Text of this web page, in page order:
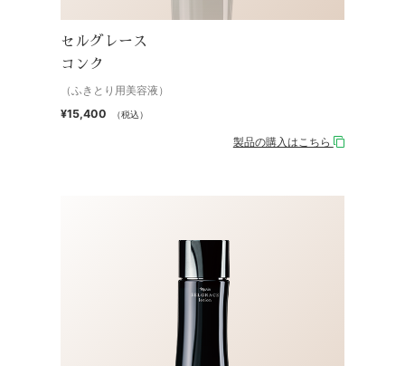
セルグレース
コンク
（ふきとり用美容液）
¥15,400
（税込）
製品の購入はこちら